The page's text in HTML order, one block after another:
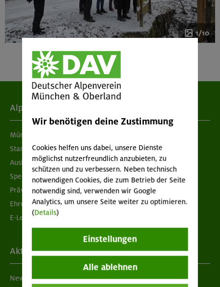
1/10
Alpenverein
München & Oberland
Standorte
Ausbildung & Jobs
Spenden
Prävention sexualisierter Gewalt
Ehrenamtsbörse
E-Learning
Aktuelles
Newsletter
Wir benötigen deine Zustimmung
Cookies helfen uns dabei, unsere Dienste
möglichst nutzerfreundlich anzubieten, zu
schützen und zu verbessern. Neben technisch
notwendigen Cookies, die zum Betrieb der Seite
notwendig sind, verwenden wir Google
Analytics, um unsere Seite weiter zu optimieren.
(Details)
Einstellungen
Alle ablehnen